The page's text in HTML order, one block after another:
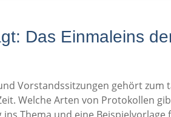
Das Einmaleins
Vorstandssitzungen gehört
Welche Arten von Protokollen